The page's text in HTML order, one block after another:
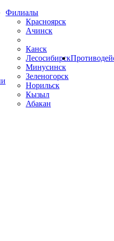
Филиалы
Красноярск
Ачинск
Канск
Лесосибирск
Минусинск
Зеленогорск
Норильск
Кызыл
Абакан